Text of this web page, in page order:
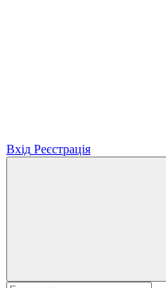
Вхід Реєстрація